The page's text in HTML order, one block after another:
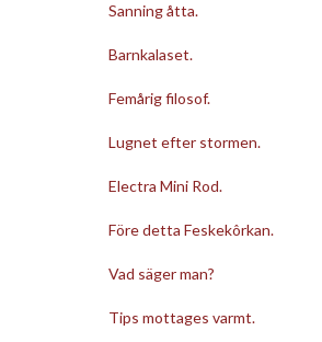
Sanning åtta.
Barnkalaset.
Femårig filosof.
Lugnet efter stormen.
Electra Mini Rod.
Före detta Feskekôrkan.
Vad säger man?
Tips mottages varmt.